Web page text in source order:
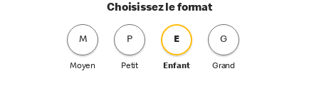
Choisissez le format
M
Moyen
P
Petit
E
Enfant
G
Grand